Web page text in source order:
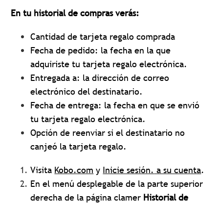
En tu historial de compras verás:
Cantidad de tarjeta regalo comprada
Fecha de pedido: la fecha en la que
adquiriste tu tarjeta regalo electrónica.
Entregada a: la dirección de correo
electrónico del destinatario.
Fecha de entrega: la fecha en que se envió
tu tarjeta regalo electrónica.
Opción de reenviar si el destinatario no
canjeó la tarjeta regalo.
Visita Kobo.com y Inicie sesión. a su cuenta.
En el menú desplegable de la parte superior
derecha de la página clamer Historial de